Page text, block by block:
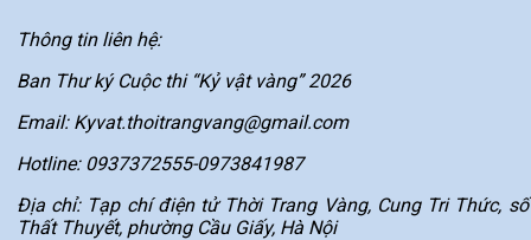
Thông tin liên hệ:
Ban Thư ký Cuộc thi “Kỷ vật vàng” 2026
Email: Kyvat.thoitrangvang@gmail.com
Hotline: 0937372555-0973841987
Địa chỉ: Tạp chí điện tử Thời Trang Vàng, Cung Tri Thức,
Thất Thuyết, phường Cầu Giấy, Hà Nội